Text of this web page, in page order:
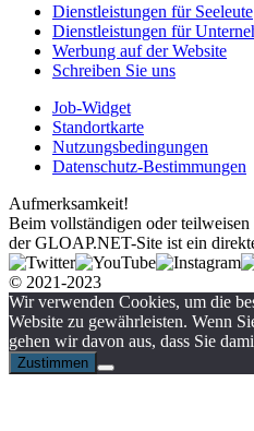
Dienstleistungen für Seeleute
Dienstleistungen für
Werbung auf der Website
Schreiben Sie uns
Job-Widget
Standortkarte
Nutzungsbedingungen
Datenschutz-Bestimmungen
Aufmerksamkeit!
Beim vollständigen oder
der GLOAP.NET-Site ist ein
© 2021-2023
Wir verwenden Cookies, um die
Website zu gewährleisten. Wenn
gehen wir davon aus, dass Sie
Zustimmen